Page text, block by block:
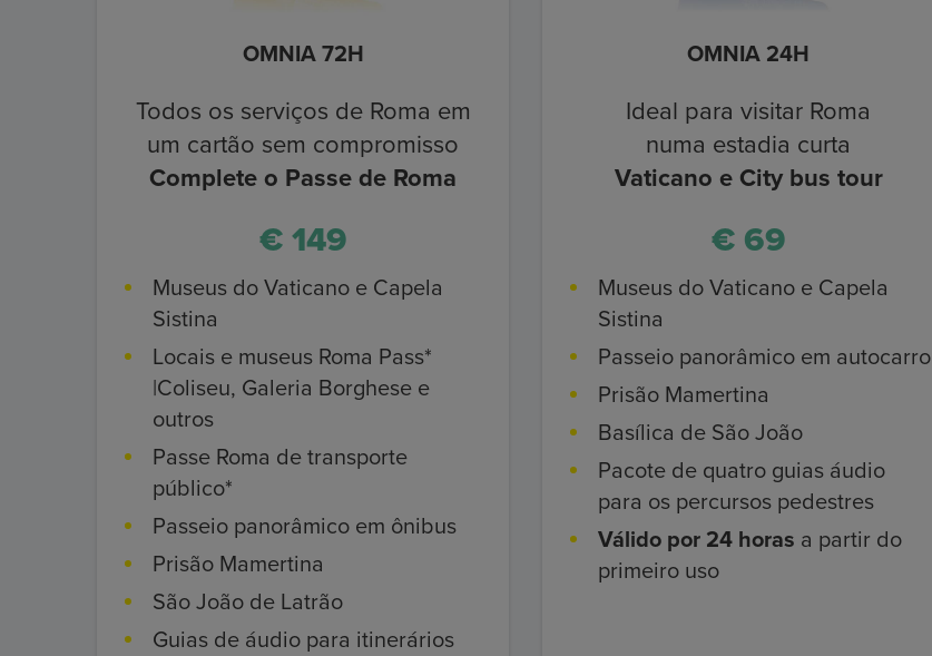
OMNIA 72H
Todos os serviços de Roma em
um cartão sem compromisso
Complete o Passe de Roma
€ 149
Museus do Vaticano e Capela
Sistina
Locais e museus Roma Pass*
|Coliseu, Galeria Borghese e
outros
Passe Roma de transporte
público*
Passeio panorâmico em ônibus
Prisão Mamertina
São João de Latrão
Guias de áudio para itinerários
OMNIA 24H
Ideal para visitar Roma
numa estadia curta
Vaticano e City bus tour
€ 69
Museus do Vaticano e Capela
Sistina
Passeio panorâmico em autocarro
Prisão Mamertina
Basílica de São João
Pacote de quatro guias áudio
para os percursos pedestres
Válido por 24 horas a partir do
primeiro uso